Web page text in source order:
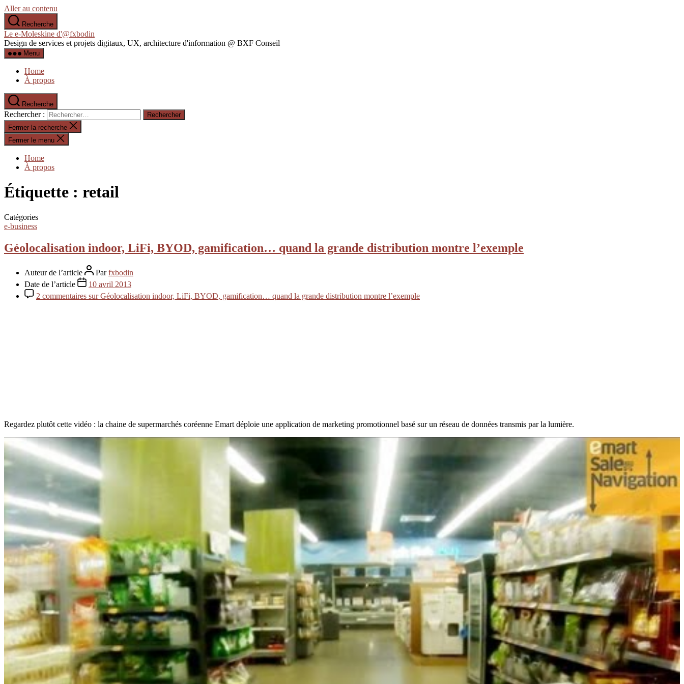
Aller au contenu
Recherche
Le e-Moleskine d'@fxbodin
Design de services et projets digitaux, UX, architecture d'information @ BXF Conseil
Menu
Home
À propos
Recherche
Rechercher :
Fermer la recherche
Fermer le menu
Home
À propos
Étiquette : retail
Catégories
e-business
Géolocalisation indoor, LiFi, BYOD, gamification… quand la grande distribution montre l’exemple
Auteur de l’article Parfxbodin
Date de l’article
10 avril 2013
2 commentaires sur Géolocalisation indoor, LiFi, BYOD, gamification… quand la grande distribution montre l’exemple
Regardez plutôt cette vidéo : la chaine de supermarchés coréenne Emart déploie une application de marketing promotionnel basé sur un réseau de données transmis par la lumière.